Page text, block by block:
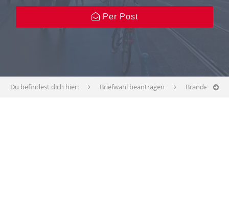
Per Post
Du befindest dich hier: Briefwahl beantragen Brandenburg